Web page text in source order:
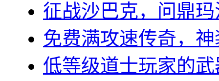
征战沙巴克，问鼎
免费满攻速传奇，
低等级道士玩家的